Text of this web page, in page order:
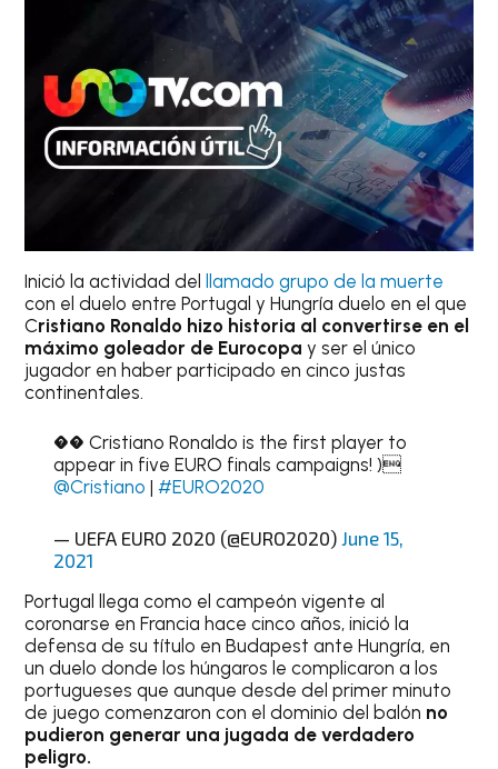
Inició la actividad delllamado grupo de la muerte
con el duelo entre Portugal y Hungría duelo en el que
Cristiano Ronaldo hizo historia al convertirse en el
máximo goleador de Eurocopa y ser el único
jugador en haber participado en cinco justas
continentales.
�� Cristiano Ronaldo is the first player to
appear in five EURO finals campaigns! )
@Cristiano | #EURO2020
— UEFA EURO 2020 (@EURO2020) June 15,
2021
Portugal llega como el campeón vigente al
coronarse en Francia hace cinco años, inició la
defensa de su título en Budapest ante Hungría, en
un duelo donde los húngaros le complicaron a los
portugueses que aunque desde del primer minuto
de juego comenzaron con el dominio del balón no
pudieron generar una jugada de verdadero
peligro.